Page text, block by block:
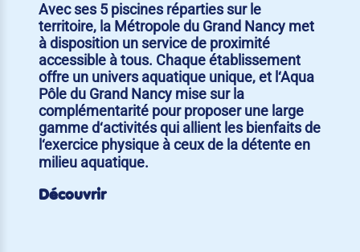
Avec ses 5 piscines réparties sur le
territoire, la Métropole du Grand Nancy met
à disposition un service de proximité
accessible à tous. Chaque établissement
offre un univers aquatique unique, et l‘Aqua
Pôle du Grand Nancy mise sur la
complémentarité pour proposer une large
gamme d‘activités qui allient les bienfaits de
l‘exercice physique à ceux de la détente en
milieu aquatique.
Découvrir